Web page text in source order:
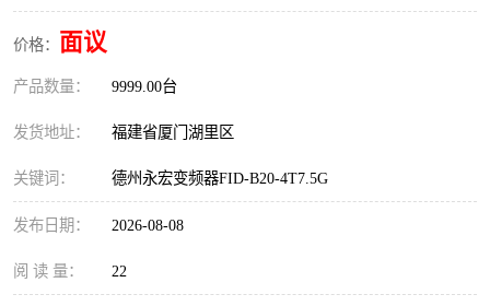
价格： 面议
产品数量： 9999.00台
发货地址： 福建省厦门湖里区
关键词： 德州永宏变频器FID-B20-4T7.5G
发布日期： 2026-08-08
阅 读 量： 22